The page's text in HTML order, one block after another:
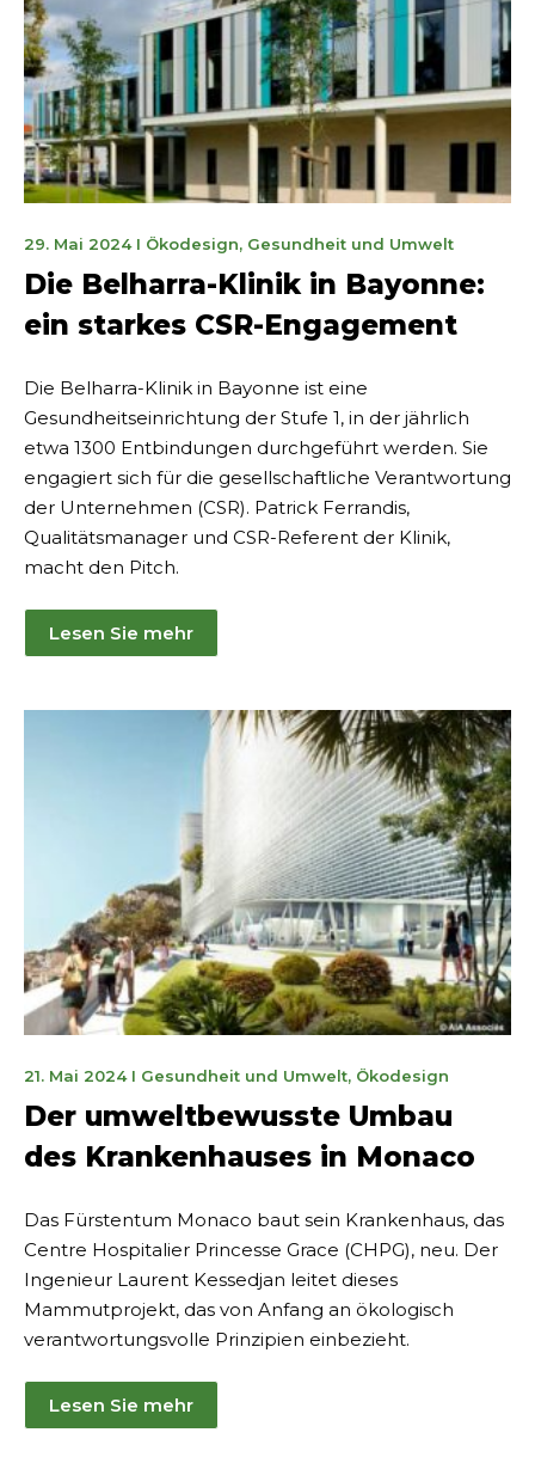
29. Mai 202430.
September
2024
I Ökodesign, Gesundheit und Umwelt
Die Belharra-Klinik in Bayonne:
ein starkes CSR-Engagement
Die Belharra-Klinik in Bayonne ist eine
Gesundheitseinrichtung der Stufe 1, in der jährlich
etwa 1300 Entbindungen durchgeführt werden. Sie
engagiert sich für die gesellschaftliche Verantwortung
der Unternehmen (CSR). Patrick Ferrandis,
Qualitätsmanager und CSR-Referent der Klinik,
macht den Pitch.
Lesen Sie mehr
21. Mai 202430.
September
2024
I Gesundheit und Umwelt, Ökodesign
Der umweltbewusste Umbau
des Krankenhauses in Monaco
Das Fürstentum Monaco baut sein Krankenhaus, das
Centre Hospitalier Princesse Grace (CHPG), neu. Der
Ingenieur Laurent Kessedjan leitet dieses
Mammutprojekt, das von Anfang an ökologisch
verantwortungsvolle Prinzipien einbezieht.
Lesen Sie mehr